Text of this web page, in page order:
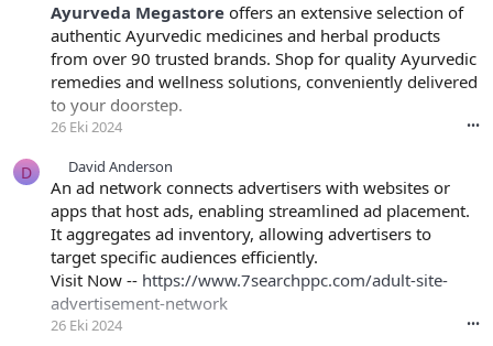
Ayurveda Megastore offers an extensive selection of
authentic Ayurvedic medicines and herbal products
from over 90 trusted brands. Shop for quality Ayurvedic
remedies and wellness solutions, conveniently delivered
to your doorstep.
26 Eki 2024 •••
D David Anderson
An ad network connects advertisers with websites or
apps that host ads, enabling streamlined ad placement.
It aggregates ad inventory, allowing advertisers to
target specific audiences efficiently.
Visit Now -- https://www.7searchppc.com/adult-site-
advertisement-network
26 Eki 2024 •••